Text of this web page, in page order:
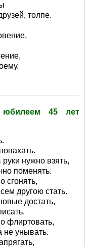
толпе.
юбилеем 45 лет
нужно взять,
поменять.
сгонять,
другою стать.
достать,
флиртовать,
не унывать.